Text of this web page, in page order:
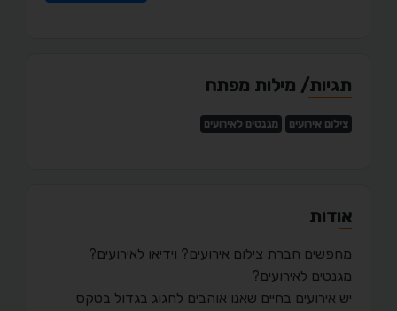
תגיות/ מילות מפתח
צילום אירועים מגנטים לאירועים
אודות
מחפשים חברת צילום אירועים? וידיאו לאירועים?
מגנטים לאירועים?
יש אירועים בחיים שאנו אוהבים לחגוג בגדול בטקס